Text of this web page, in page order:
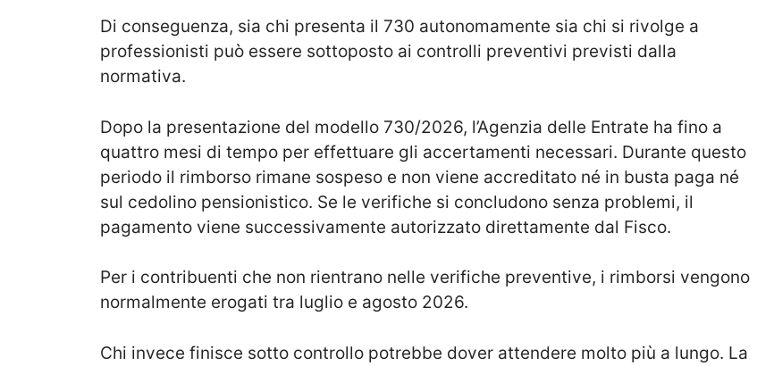
Di conseguenza, sia chi presenta il 730 autonomamente sia chi si rivolge a
professionisti può essere sottoposto ai controlli preventivi previsti dalla
normativa.
Dopo la presentazione del modello 730/2026, l’Agenzia delle Entrate ha fino a
quattro mesi di tempo per effettuare gli accertamenti necessari. Durante questo
periodo il rimborso rimane sospeso e non viene accreditato né in busta paga né
sul cedolino pensionistico. Se le verifiche si concludono senza problemi, il
pagamento viene successivamente autorizzato direttamente dal Fisco.
Per i contribuenti che non rientrano nelle verifiche preventive, i rimborsi vengono
normalmente erogati tra luglio e agosto 2026.
Chi invece finisce sotto controllo potrebbe dover attendere molto più a lungo. La